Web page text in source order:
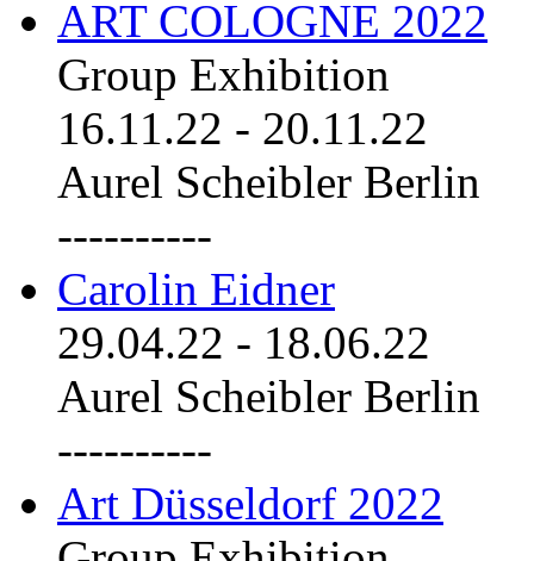
ART COLOGNE 2022
Group Exhibition
16.11.22 - 20.11.22
Aurel Scheibler Berlin
----------
Carolin Eidner
29.04.22 - 18.06.22
Aurel Scheibler Berlin
----------
Art Düsseldorf 2022